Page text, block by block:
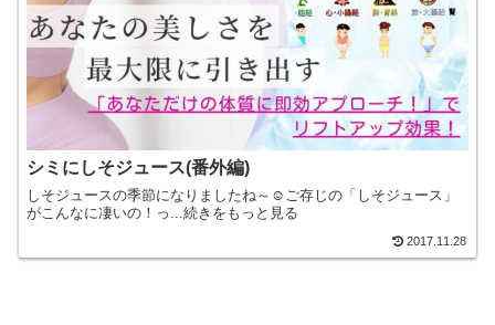
シミにしそジュース(番外編)
しそジュースの季節になりましたね～☺ご存じの「しそジュース」
がこんなに凄いの！っ...続きをもっと見る
2017.11.28